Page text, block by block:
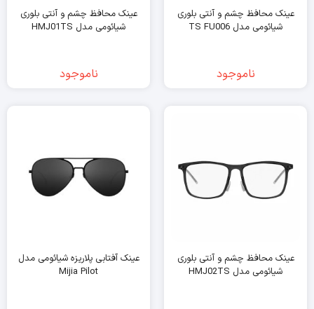
عینک محافظ چشم و آنتی بلوری
شیائومی مدل TS FU006
ناموجود
عینک محافظ چشم و آنتی بلوری
شیائومی مدل HMJ01TS
ناموجود
عینک محافظ چشم و آنتی بلوری
شیائومی مدل HMJ02TS
عینک آفتابی پلاریزه شیائومی مدل
Mijia Pilot